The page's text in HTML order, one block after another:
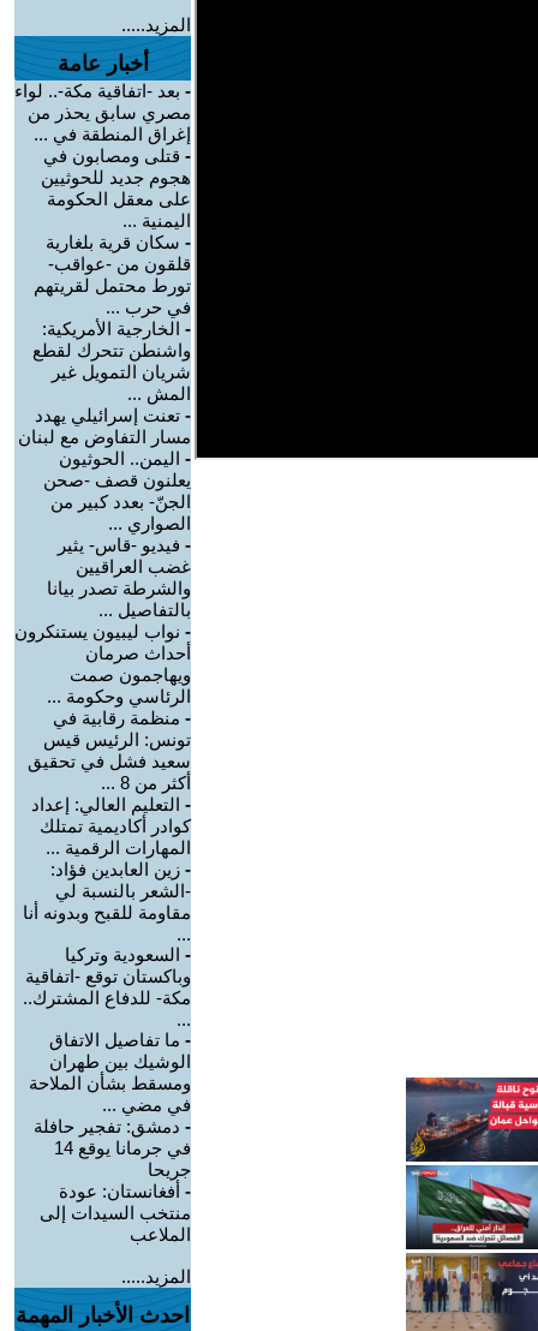
المزيد.....
أخبار عامة
- بعد -اتفاقية مكة-.. لواء
مصري سابق يحذر من
إغراق المنطقة في ...
- قتلى ومصابون في
هجوم جديد للحوثيين
على معقل الحكومة
اليمنية ...
- سكان قرية بلغارية
قلقون من -عواقب-
تورط محتمل لقريتهم
في حرب ...
- الخارجية الأمريكية:
واشنطن تتحرك لقطع
شريان التمويل غير
المش ...
- تعنت إسرائيلي يهدد
مسار التفاوض مع لبنان
- اليمن.. الحوثيون
يعلنون قصف -صحن
الجنّ- بعدد كبير من
الصواري ...
- فيديو -قاس- يثير
غضب العراقيين
والشرطة تصدر بيانا
بالتفاصيل ...
- نواب ليبيون يستنكرون
أحداث صرمان
ويهاجمون صمت
الرئاسي وحكومة ...
- منظمة رقابية في
تونس: الرئيس قيس
سعيد فشل في تحقيق
أكثر من 8 ...
- التعليم العالي: إعداد
كوادر أكاديمية تمتلك
المهارات الرقمية ...
- زين العابدين فؤاد:
-الشعر بالنسبة لي
مقاومة للقبح وبدونه أنا
...
- السعودية وتركيا
وباكستان توقع -اتفاقية
مكة- للدفاع المشترك..
...
- ما تفاصيل الاتفاق
الوشيك بين طهران
ومسقط بشأن الملاحة
في مضي ...
- دمشق: تفجير حافلة
في جرمانا يوقع 14
جريحا
- أفغانستان: عودة
منتخب السيدات إلى
الملاعب
المزيد.....
احدث الأخبار المهمة